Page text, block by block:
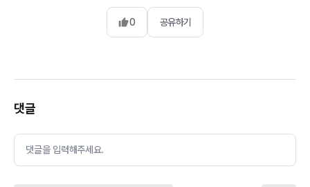
0 공유하기
댓글
댓글을 입력해주세요.